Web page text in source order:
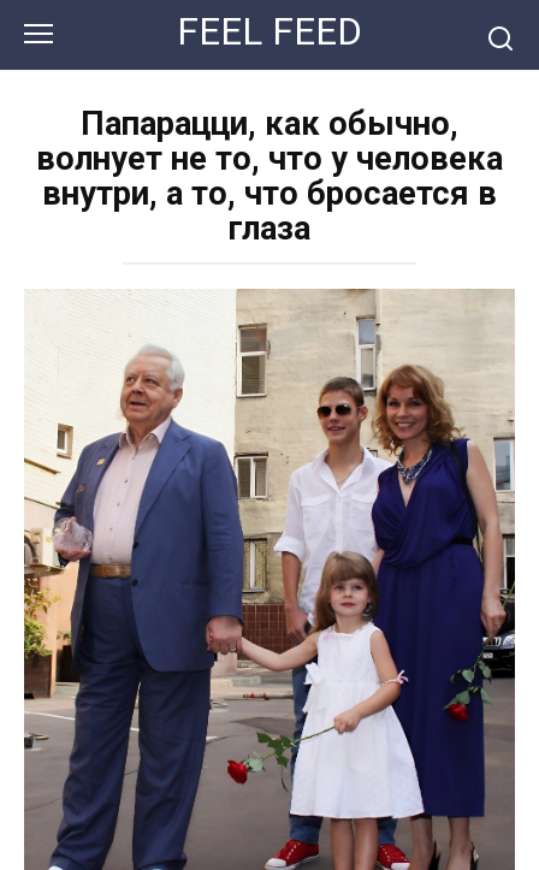
контенту
FEEL FEED
Папарацци, как обычно,
волнует не то, что у человека
внутри, а то, что бросается в
глаза